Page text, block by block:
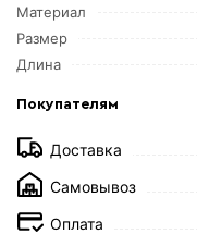
Материал
Размер
Длина
Покупателям
Доставка
Самовывоз
Оплата